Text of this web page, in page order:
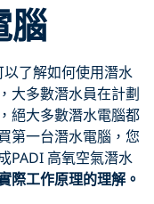
腦
了解如何使用潛水
大多數潛水員在計劃
絕大多數潛水電腦都
第一台潛水電腦，您
PADI 高氧空氣潛水
際工作原理的理解。